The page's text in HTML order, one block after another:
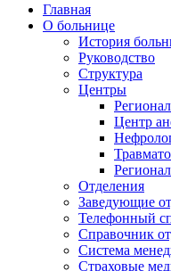
Главная
О больнице
История
Руководство
Структура
Центры
Центр
Отделения
Заведующие
Телефонный
Справочник
Система
Страховые